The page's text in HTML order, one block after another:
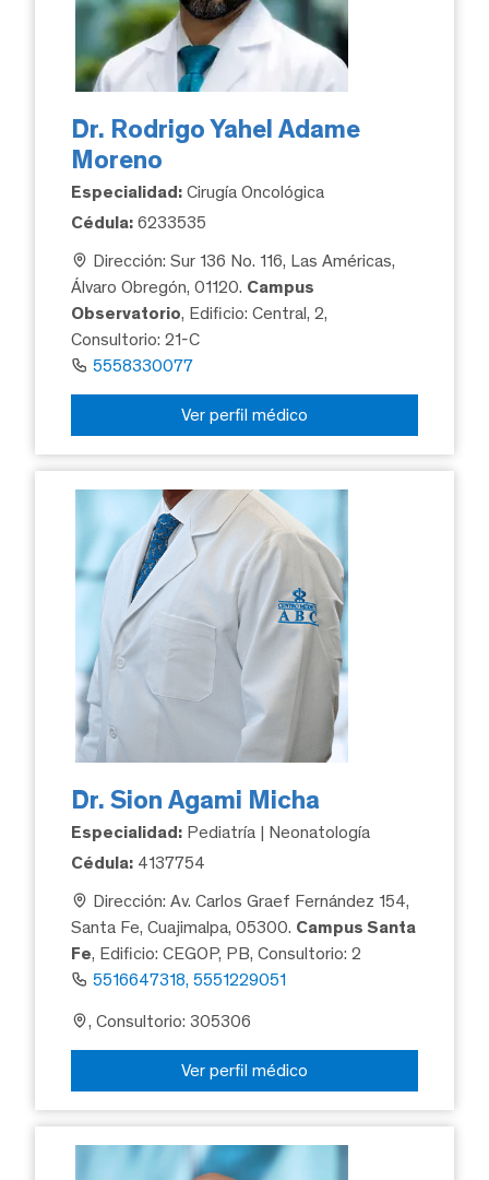
Dr. Rodrigo Yahel Adame
Moreno
Especialidad: Cirugía Oncológica
Cédula: 6233535
Dirección: Sur 136 No. 116, Las Américas,
Álvaro Obregón, 01120. Campus
Observatorio, Edificio: Central, 2,
Consultorio: 21-C
5558330077
Ver perfil médico
Dr. Sion Agami Micha
Especialidad: Pediatría | Neonatología
Cédula: 4137754
Dirección: Av. Carlos Graef Fernández 154,
Santa Fe, Cuajimalpa, 05300. Campus Santa
Fe, Edificio: CEGOP, PB, Consultorio: 2
5516647318, 5551229051
, Consultorio: 305306
Ver perfil médico